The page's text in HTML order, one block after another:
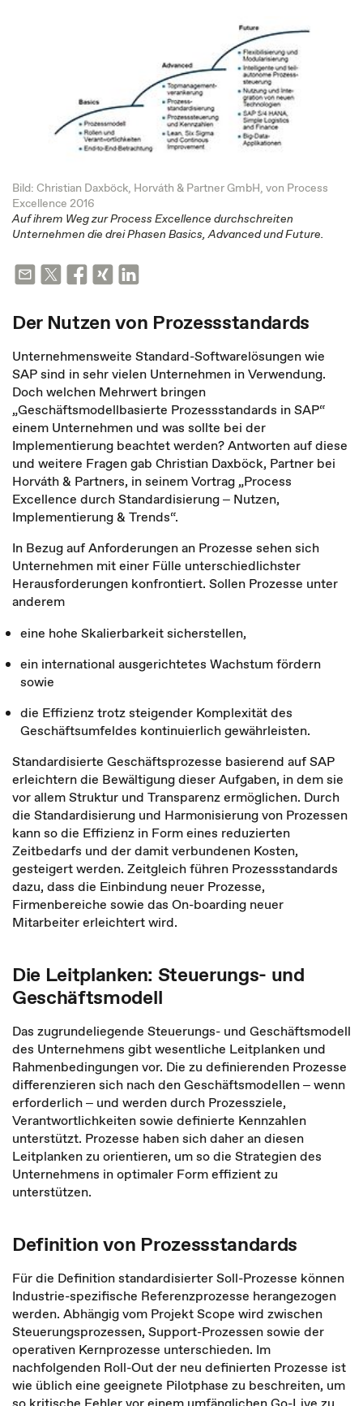
Bild: Christian Daxböck, Horváth & Partner GmbH, von Process
Excellence 2016
Auf ihrem Weg zur Process Excellence durchschreiten
Unternehmen die drei Phasen Basics, Advanced und Future.
Der Nutzen von Prozessstandards
Unternehmensweite Standard-Softwarelösungen wie
SAP sind in sehr vielen Unternehmen in Verwendung.
Doch welchen Mehrwert bringen
„Geschäftsmodellbasierte Prozessstandards in SAP“
einem Unternehmen und was sollte bei der
Implementierung beachtet werden? Antworten auf diese
und weitere Fragen gab Christian Daxböck, Partner bei
Horváth & Partners, in seinem Vortrag „Process
Excellence durch Standardisierung ‒ Nutzen,
Implementierung & Trends“.
In Bezug auf Anforderungen an Prozesse sehen sich
Unternehmen mit einer Fülle unterschiedlichster
Herausforderungen konfrontiert. Sollen Prozesse unter
anderem
eine hohe Skalierbarkeit sicherstellen,
ein international ausgerichtetes Wachstum fördern
sowie
die Effizienz trotz steigender Komplexität des
Geschäftsumfeldes kontinuierlich gewährleisten.
Standardisierte Geschäftsprozesse basierend auf SAP
erleichtern die Bewältigung dieser Aufgaben, in dem sie
vor allem Struktur und Transparenz ermöglichen. Durch
die Standardisierung und Harmonisierung von Prozessen
kann so die Effizienz in Form eines reduzierten
Zeitbedarfs und der damit verbundenen Kosten,
gesteigert werden. Zeitgleich führen Prozessstandards
dazu, dass die Einbindung neuer Prozesse,
Firmenbereiche sowie das On-boarding neuer
Mitarbeiter erleichtert wird.
Die Leitplanken: Steuerungs- und
Geschäftsmodell
Das zugrundeliegende Steuerungs- und Geschäftsmodell
des Unternehmens gibt wesentliche Leitplanken und
Rahmenbedingungen vor. Die zu definierenden Prozesse
differenzieren sich nach den Geschäftsmodellen ‒ wenn
erforderlich ‒ und werden durch Prozessziele,
Verantwortlichkeiten sowie definierte Kennzahlen
unterstützt. Prozesse haben sich daher an diesen
Leitplanken zu orientieren, um so die Strategien des
Unternehmens in optimaler Form effizient zu
unterstützen.
Definition von Prozessstandards
Für die Definition standardisierter Soll-Prozesse können
Industrie-spezifische Referenzprozesse herangezogen
werden. Abhängig vom Projekt Scope wird zwischen
Steuerungsprozessen, Support-Prozessen sowie der
operativen Kernprozesse unterschieden. Im
nachfolgenden Roll-Out der neu definierten Prozesse ist
wie üblich eine geeignete Pilotphase zu beschreiten, um